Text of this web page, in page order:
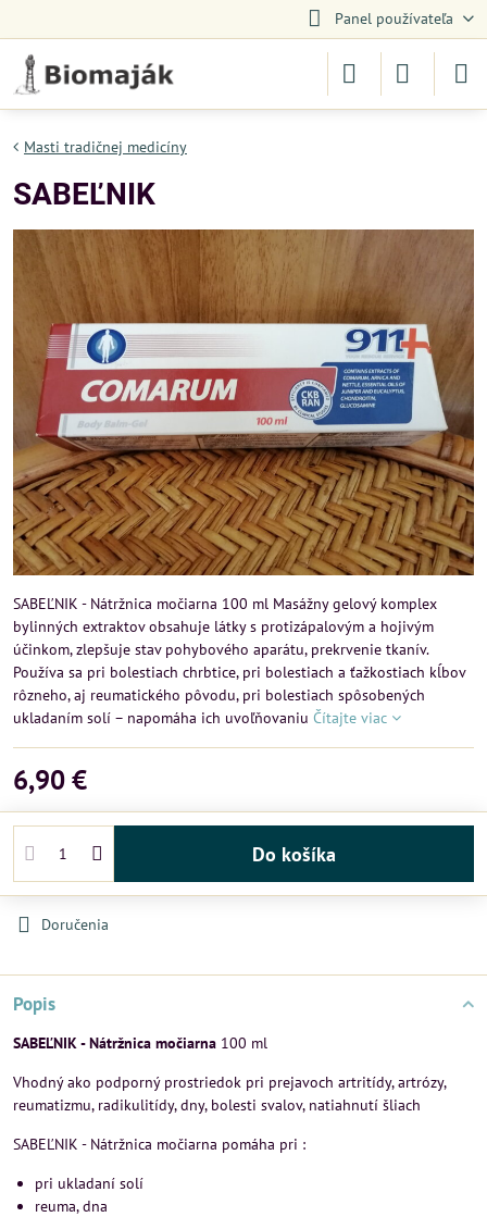
Panel používateľa
Masti tradičnej medicíny
SABEĽNIK
SABEĽNIK - Nátržnica močiarna 100 ml Masážny gelový komplex
bylinných extraktov obsahuje látky s protizápalovým a hojivým
účinkom, zlepšuje stav pohybového aparátu, prekrvenie tkanív.
Používa sa pri bolestiach chrbtice, pri bolestiach a ťažkostiach kĺbov
rôzneho, aj reumatického pôvodu, pri bolestiach spôsobených
ukladaním solí – napomáha ich uvoľňovaniu Čítajte viac
6,90 €
Do košíka
Doručenia
Popis
SABEĽNIK - Nátržnica močiarna 100 ml
Vhodný ako podporný prostriedok pri prejavoch artritídy, artrózy,
reumatizmu, radikulitídy, dny, bolesti svalov, natiahnutí šliach
SABEĽNIK - Nátržnica močiarna pomáha pri :
pri ukladaní solí
reuma, dna